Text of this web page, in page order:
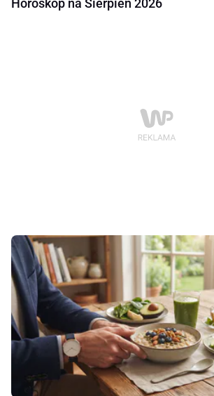
Horoskop na Sierpień 2026